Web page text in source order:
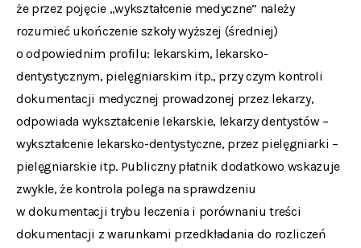
że przez pojęcie „wykształcenie medyczne” należy
rozumieć ukończenie szkoły wyższej (średniej)
o odpowiednim profilu: lekarskim, lekarsko-
dentystycznym, pielęgniarskim itp., przy czym kontroli
dokumentacji medycznej prowadzonej przez lekarzy,
odpowiada wykształcenie lekarskie, lekarzy dentystów –
wykształcenie lekarsko-dentystyczne, przez pielęgniarki –
pielęgniarskie itp. Publiczny płatnik dodatkowo wskazuje
zwykle, że kontrola polega na sprawdzeniu
w dokumentacji trybu leczenia i porównaniu treści
dokumentacji z warunkami przedkładania do rozliczeń